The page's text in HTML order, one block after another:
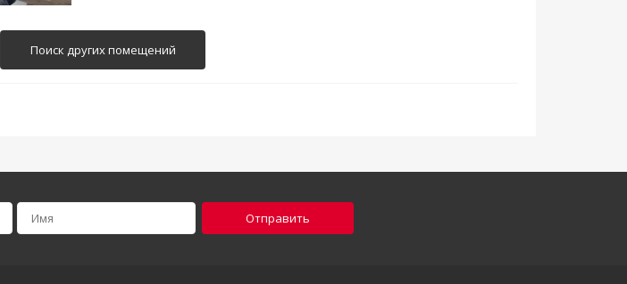
Поиск других помещений
Отправить